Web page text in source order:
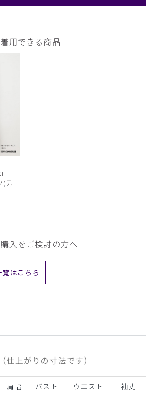
用できる商品
(男
入をご検討の方へ
はこちら
（仕上がりの寸法です）
肩幅 バスト ウエスト
袖丈